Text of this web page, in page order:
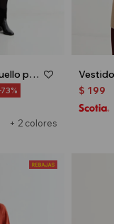
Vestido tejido cuello polo - Verde oliva
+ 2 colores
73 $ 199